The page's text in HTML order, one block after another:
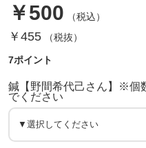
￥500 （税込）
￥455（税抜）
7ポイント
鍼【野間希代己さん】※個
でください